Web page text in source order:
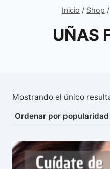
Inicio / Shop /
UÑAS
Mostrando el único